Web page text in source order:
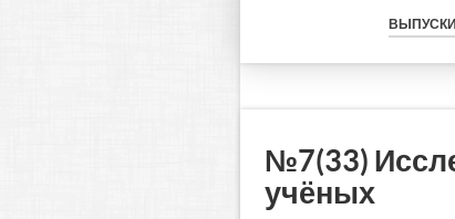
№7(33)
учёных